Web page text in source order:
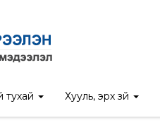
тухай Хууль, эрх зүй
хэм хэмжээний актын эмхтгэл